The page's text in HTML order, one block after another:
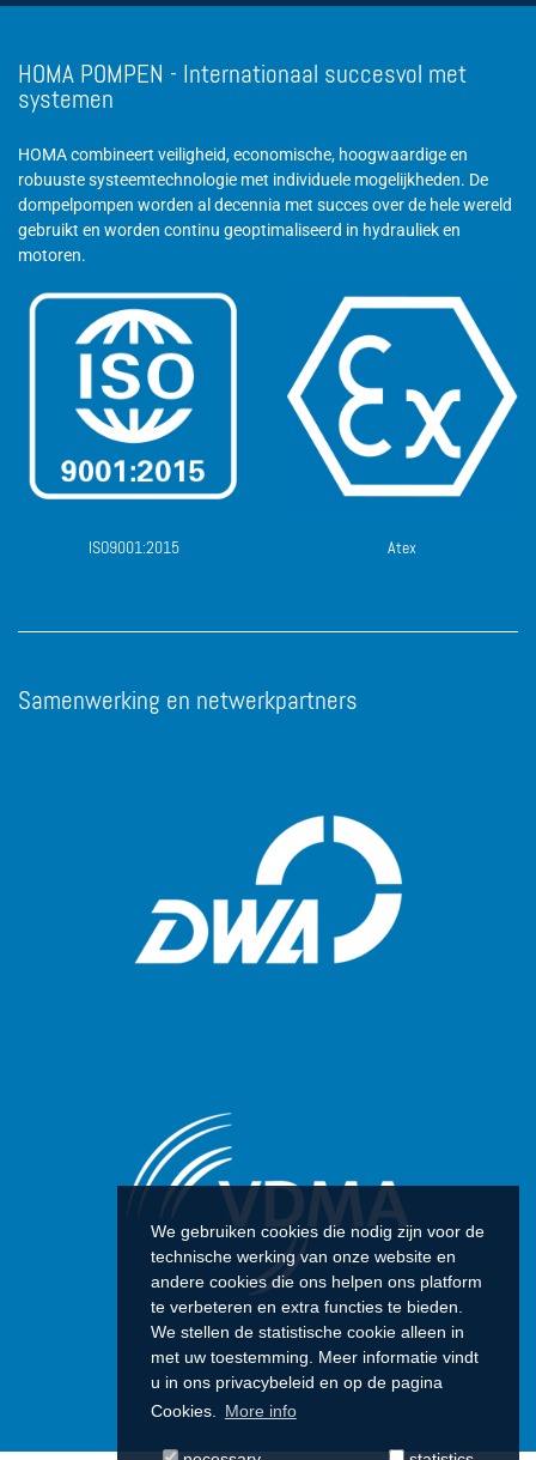
We gebruiken cookies die nodig zijn voor de
technische werking van onze website en
andere cookies die ons helpen ons platform
te verbeteren en extra functies te bieden.
We stellen de statistische cookie alleen in
met uw toestemming. Meer informatie vindt
u in ons privacybeleid en op de pagina
Cookies.
More info
HOMA POMPEN - Internationaal succesvol met
systemen
HOMA combineert veiligheid, economische, hoogwaardige en
robuuste systeemtechnologie met individuele mogelijkheden. De
dompelpompen worden al decennia met succes over de hele wereld
gebruikt en worden continu geoptimaliseerd in hydrauliek en
motoren.
ISO9001:2015 Atex
Samenwerking en netwerkpartners